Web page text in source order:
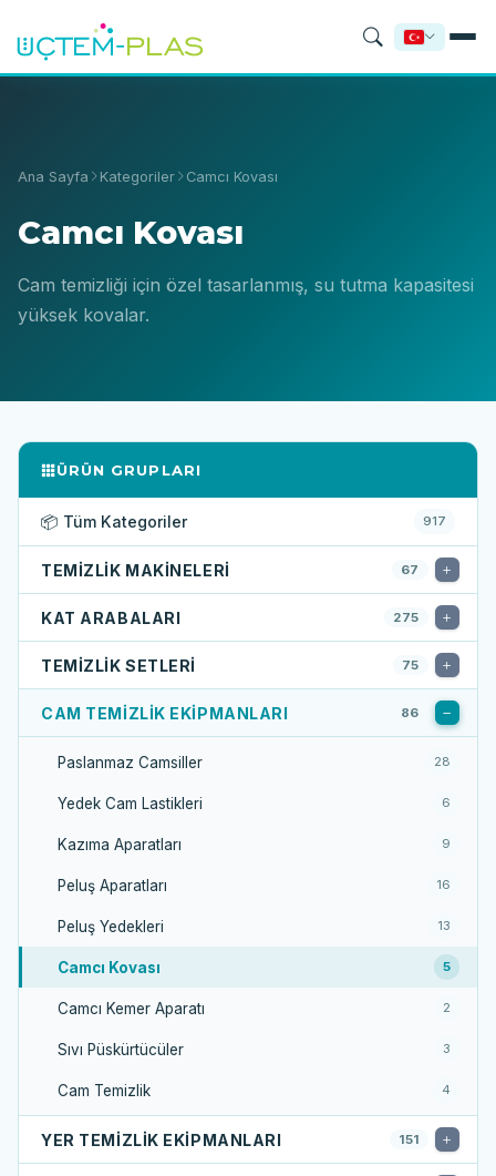
Ana Sayfa Kategoriler Camcı Kovası
Camcı Kovası
Cam temizliği için özel tasarlanmış, su tutma kapasitesi
yüksek kovalar.
ÜRÜN GRUPLARI
📦 Tüm Kategoriler 917
TEMIZLIK MAKINELERI 67
KAT ARABALARI 275
TEMIZLIK SETLERI 75
CAM TEMIZLIK EKIPMANLARI 86
Paslanmaz Camsiller 28
Yedek Cam Lastikleri 6
Kazıma Aparatları 9
Peluş Aparatları 16
Peluş Yedekleri 13
Camcı Kovası 5
Camcı Kemer Aparatı 2
Sıvı Püskürtücüler 3
Cam Temizlik 4
YER TEMIZLIK EKIPMANLARI 151